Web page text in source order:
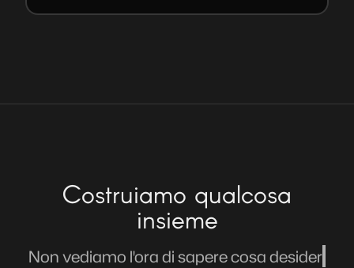
Costruiamo qualcosa
insieme
Non vediamo l'ora di sapere cosa desideri